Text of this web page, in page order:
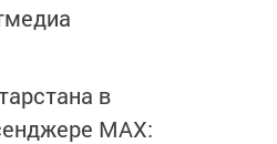
в
MАХ: